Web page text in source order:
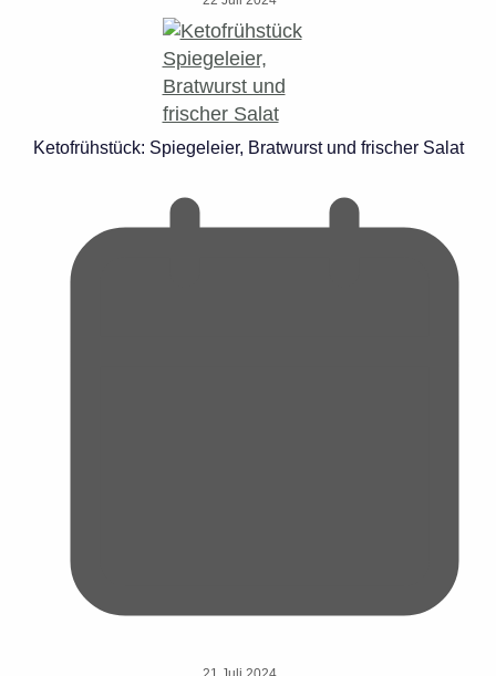
Ketofrühstück: Spiegeleier, Bratwurst und frischer Salat